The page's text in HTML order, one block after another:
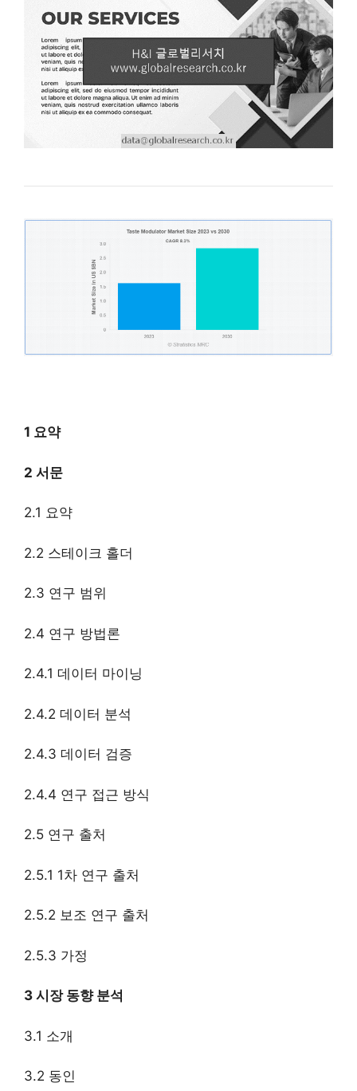
1 요약
2 서문
2.1 요약
2.2 스테이크 홀더
2.3 연구 범위
2.4 연구 방법론
2.4.1 데이터 마이닝
2.4.2 데이터 분석
2.4.3 데이터 검증
2.4.4 연구 접근 방식
2.5 연구 출처
2.5.1 1차 연구 출처
2.5.2 보조 연구 출처
2.5.3 가정
3 시장 동향 분석
3.1 소개
3.2 동인